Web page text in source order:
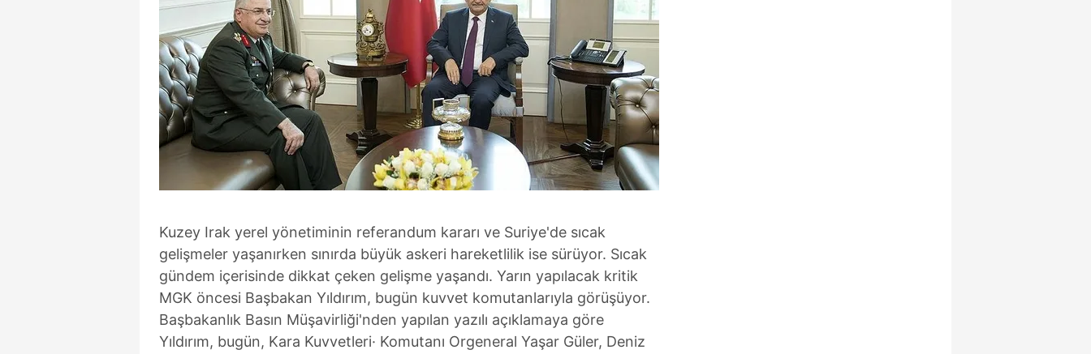
Kuzey Irak yerel yönetiminin referandum kararı ve Suriye'de sıcak
gelişmeler yaşanırken sınırda büyük askeri hareketlilik ise sürüyor. Sıcak
gündem içerisinde dikkat çeken gelişme yaşandı. Yarın yapılacak kritik
MGK öncesi Başbakan Yıldırım, bugün kuvvet komutanlarıyla görüşüyor.
Başbakanlık Basın Müşavirliği'nden yapılan yazılı açıklamaya göre
Yıldırım, bugün, Kara Kuvvetleri· Komutanı Orgeneral Yaşar Güler, Deniz